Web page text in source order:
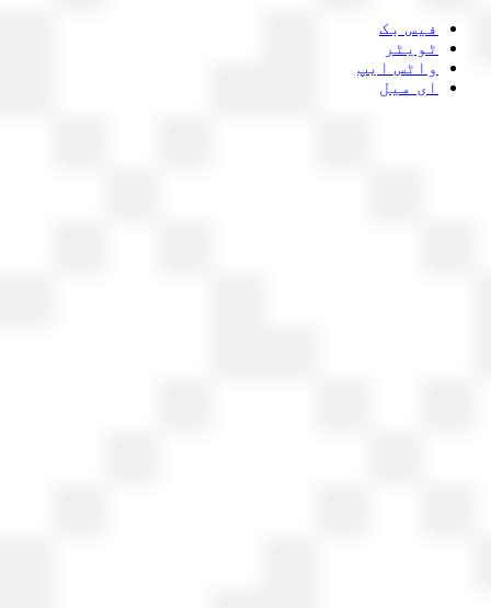
فیس بک
ٹویٹر
واٹس ایپ
ای میل